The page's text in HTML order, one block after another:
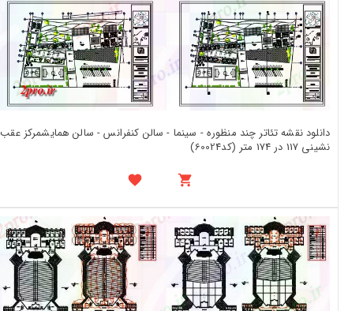
دانلود نقشه تئاتر چند منظوره - سینما - سالن کنفرانس - سالن همایشمرکز عقب
نشینی 117 در 174 متر (کد60024)